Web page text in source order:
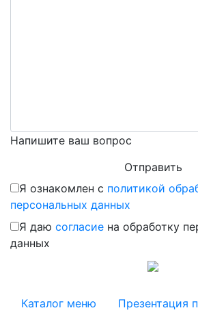
Напишите ваш вопрос
Я ознакомлен с политикой
персональных данных
Я даю согласие на обработку
данных
Каталог меню
Презентация